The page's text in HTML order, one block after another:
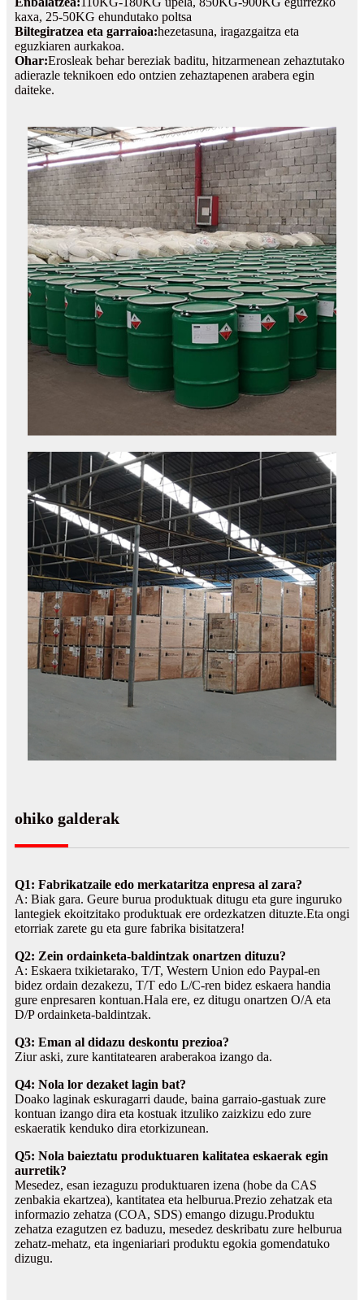
kaxa, 25-50KG ehundutako poltsa
Biltegiratzea eta garraioa:hezetasuna, iragazgaitza eta
eguzkiaren aurkakoa.
Ohar:Erosleak behar bereziak baditu, hitzarmenean zehaztutako
adierazle teknikoen edo ontzien zehaztapenen arabera egin
daiteke.
ohiko galderak
Q1: Fabrikatzaile edo merkataritza enpresa al zara?
A: Biak gara. Geure burua produktuak ditugu eta gure inguruko
lantegiek ekoitzitako produktuak ere ordezkatzen dituzte.Eta ongi
etorriak zarete gu eta gure fabrika bisitatzera!
Q2: Zein ordainketa-baldintzak onartzen dituzu?
A: Eskaera txikietarako, T/T, Western Union edo Paypal-en
bidez ordain dezakezu, T/T edo L/C-ren bidez eskaera handia
gure enpresaren kontuan.Hala ere, ez ditugu onartzen O/A eta
D/P ordainketa-baldintzak.
Q3: Eman al didazu deskontu prezioa?
Ziur aski, zure kantitatearen araberakoa izango da.
Q4: Nola lor dezaket lagin bat?
Doako laginak eskuragarri daude, baina garraio-gastuak zure
kontuan izango dira eta kostuak itzuliko zaizkizu edo zure
eskaeratik kenduko dira etorkizunean.
Q5: Nola baieztatu produktuaren kalitatea eskaerak egin
aurretik?
Mesedez, esan iezaguzu produktuaren izena (hobe da CAS
zenbakia ekartzea), kantitatea eta helburua.Prezio zehatzak eta
informazio zehatza (COA, SDS) emango dizugu.Produktu
zehatza ezagutzen ez baduzu, mesedez deskribatu zure helburua
zehatz-mehatz, eta ingeniariari produktu egokia gomendatuko
dizugu.